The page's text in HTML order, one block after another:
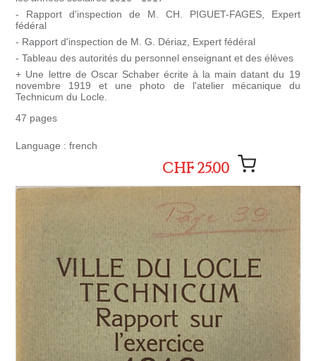
- Rapport d'inspection de M. CH. PIGUET-FAGES, Expert
fédéral
- Rapport d'inspection de M. G. Dériaz, Expert fédéral
- Tableau des autorités du personnel enseignant et des élèves
+ Une lettre de Oscar Schaber écrite à la main datant du 19
novembre 1919 et une photo de l'atelier mécanique du
Technicum du Locle.
47 pages
Language : french
CHF 25.00